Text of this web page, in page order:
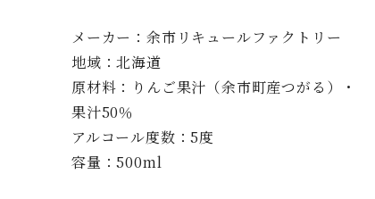
メーカー：余市リキュールファクトリー
地域：北海道
原材料：りんご果汁（余市町産つがる）・
果汁50％
アルコール度数：5度
容量：500ml